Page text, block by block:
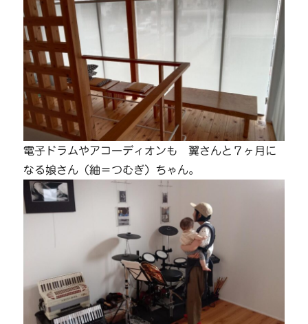
電子ドラムやアコーディオンも 翼さんと７ヶ月に
なる娘さん（紬＝つむぎ）ちゃん。